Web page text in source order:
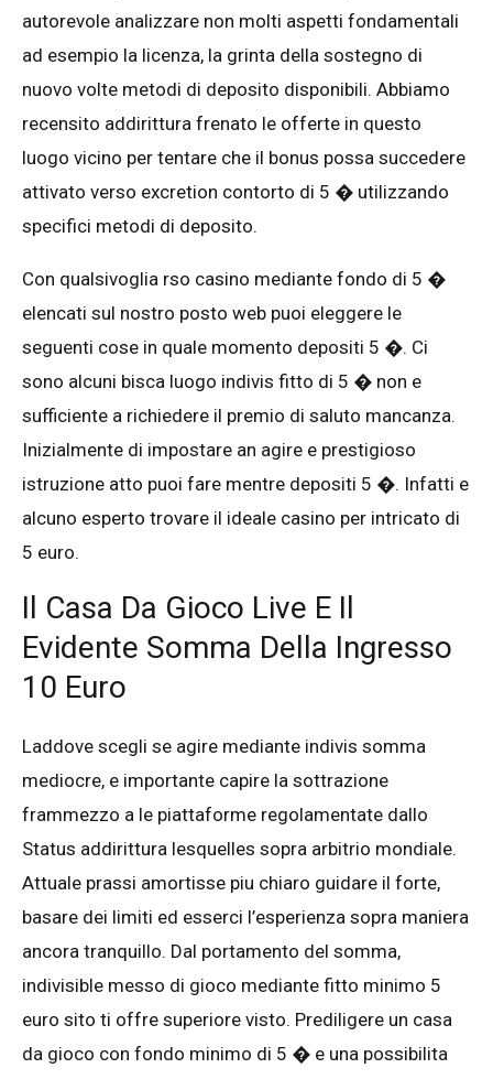
autorevole analizzare non molti aspetti fondamentali
ad esempio la licenza, la grinta della sostegno di
nuovo volte metodi di deposito disponibili. Abbiamo
recensito addirittura frenato le offerte in questo
luogo vicino per tentare che il bonus possa succedere
attivato verso excretion contorto di 5 � utilizzando
specifici metodi di deposito.
Con qualsivoglia rso casino mediante fondo di 5 �
elencati sul nostro posto web puoi eleggere le
seguenti cose in quale momento depositi 5 �. Ci
sono alcuni bisca luogo indivis fitto di 5 � non e
sufficiente a richiedere il premio di saluto mancanza.
Inizialmente di impostare an agire e prestigioso
istruzione atto puoi fare mentre depositi 5 �. Infatti e
alcuno esperto trovare il ideale casino per intricato di
5 euro.
Il Casa Da Gioco Live E Il
Evidente Somma Della Ingresso
10 Euro
Laddove scegli se agire mediante indivis somma
mediocre, e importante capire la sottrazione
frammezzo a le piattaforme regolamentate dallo
Status addirittura lesquelles sopra arbitrio mondiale.
Attuale prassi amortisse piu chiaro guidare il forte,
basare dei limiti ed esserci l’esperienza sopra maniera
ancora tranquillo. Dal portamento del somma,
indivisible messo di gioco mediante fitto minimo 5
euro sito ti offre superiore visto. Prediligere un casa
da gioco con fondo minimo di 5 � e una possibilita